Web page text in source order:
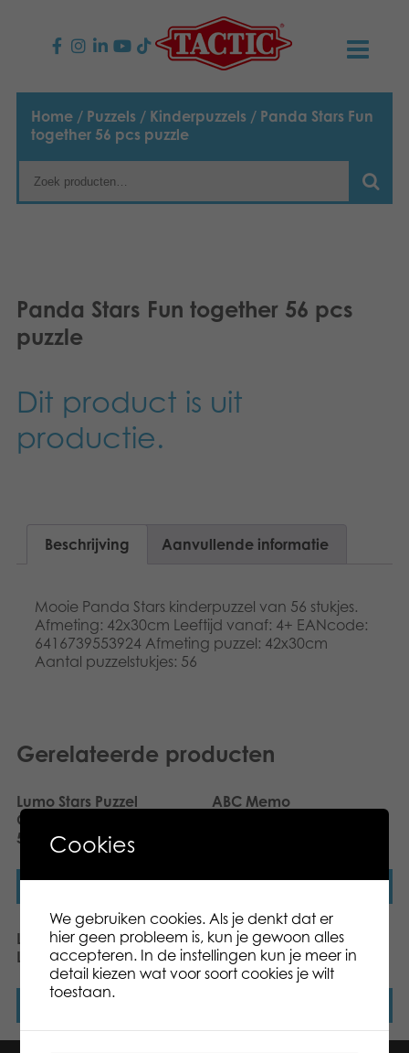
PRODUCTEN
Kinderspellen
Familiespellen
Buitenspellen
Speelgoed
NIEUWS
TACTIC
Ons verhaal
LinksEnglish
Dansk
Polski
Deutsch
Home / Puzzels / Kinderpuzzels / Panda Stars Fun
together 56 pcs puzzle
Panda Stars Fun together 56 pcs
puzzle
Dit product is uit
productie.
Beschrijving Aanvullende informatie
Mooie Panda Stars kinderpuzzel van 56 stukjes.
Afmeting: 42x30cm Leeftijd vanaf: 4+ EANcode:
6416739553924 Afmeting puzzel: 42x30cm
Aantal puzzelstukjes: 56
Gerelateerde producten
Lumo Stars Puzzel
Collection 3 x 2 Soorten –
56 Stukjes
ABC Memo
Lumo Stars 3 in 1 Memo,
Lotto, Domino
Lumo Stars Puzzel Llama
and Puppy
Cookies
We gebruiken cookies. Als je denkt dat er
hier geen probleem is, kun je gewoon alles
accepteren. In de instellingen kun je meer in
detail kiezen wat voor soort cookies je wilt
toestaan.